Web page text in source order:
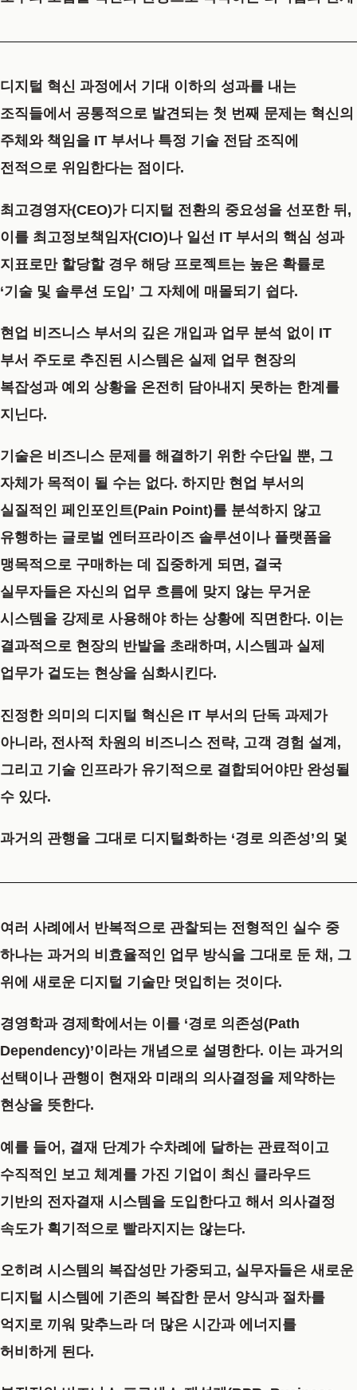
디지털 혁신 과정에서 기대 이하의 성과를 내는
조직들에서 공통적으로 발견되는 첫 번째 문제는 혁신의
주체와 책임을 IT 부서나 특정 기술 전담 조직에
전적으로 위임한다는 점이다.
최고경영자(CEO)가 디지털 전환의 중요성을 선포한 뒤,
이를 최고정보책임자(CIO)나 일선 IT 부서의 핵심 성과
지표로만 할당할 경우 해당 프로젝트는 높은 확률로
‘기술 및 솔루션 도입’ 그 자체에 매몰되기 쉽다.
현업 비즈니스 부서의 깊은 개입과 업무 분석 없이 IT
부서 주도로 추진된 시스템은 실제 업무 현장의
복잡성과 예외 상황을 온전히 담아내지 못하는 한계를
지닌다.
기술은 비즈니스 문제를 해결하기 위한 수단일 뿐, 그
자체가 목적이 될 수는 없다. 하지만 현업 부서의
실질적인 페인포인트(Pain Point)를 분석하지 않고
유행하는 글로벌 엔터프라이즈 솔루션이나 플랫폼을
맹목적으로 구매하는 데 집중하게 되면, 결국
실무자들은 자신의 업무 흐름에 맞지 않는 무거운
시스템을 강제로 사용해야 하는 상황에 직면한다. 이는
결과적으로 현장의 반발을 초래하며, 시스템과 실제
업무가 겉도는 현상을 심화시킨다.
진정한 의미의 디지털 혁신은 IT 부서의 단독 과제가
아니라, 전사적 차원의 비즈니스 전략, 고객 경험 설계,
그리고 기술 인프라가 유기적으로 결합되어야만 완성될
수 있다.
과거의 관행을 그대로 디지털화하는 ‘경로 의존성’의 덫
여러 사례에서 반복적으로 관찰되는 전형적인 실수 중
하나는 과거의 비효율적인 업무 방식을 그대로 둔 채, 그
위에 새로운 디지털 기술만 덧입히는 것이다.
경영학과 경제학에서는 이를 ‘경로 의존성(Path
Dependency)’이라는 개념으로 설명한다. 이는 과거의
선택이나 관행이 현재와 미래의 의사결정을 제약하는
현상을 뜻한다.
예를 들어, 결재 단계가 수차례에 달하는 관료적이고
수직적인 보고 체계를 가진 기업이 최신 클라우드
기반의 전자결재 시스템을 도입한다고 해서 의사결정
속도가 획기적으로 빨라지지는 않는다.
오히려 시스템의 복잡성만 가중되고, 실무자들은 새로운
디지털 시스템에 기존의 복잡한 문서 양식과 절차를
억지로 끼워 맞추느라 더 많은 시간과 에너지를
허비하게 된다.